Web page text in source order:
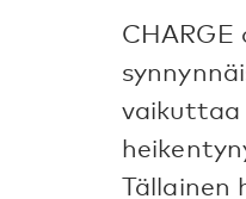
vaikuttaa
Tällainen